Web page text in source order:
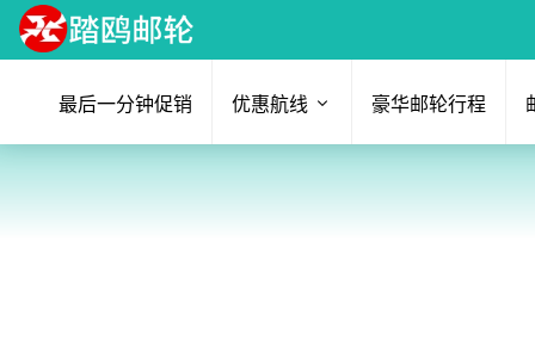
最后一分钟促销 优惠航线 豪华邮轮行程